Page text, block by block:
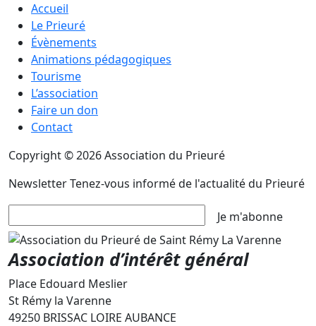
Accueil
Le Prieuré
Évènements
Animations pédagogiques
Tourisme
L’association
Faire un don
Contact
Copyright © 2026 Association du Prieuré
NewsletterTenez-vous informé de l'actualité du Prieuré
Je m'abonne
Association d’intérêt général
Place Edouard Meslier
St Rémy la Varenne
49250 BRISSAC LOIRE AUBANCE